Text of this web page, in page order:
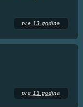
pre 13 godina
pre 13 godina